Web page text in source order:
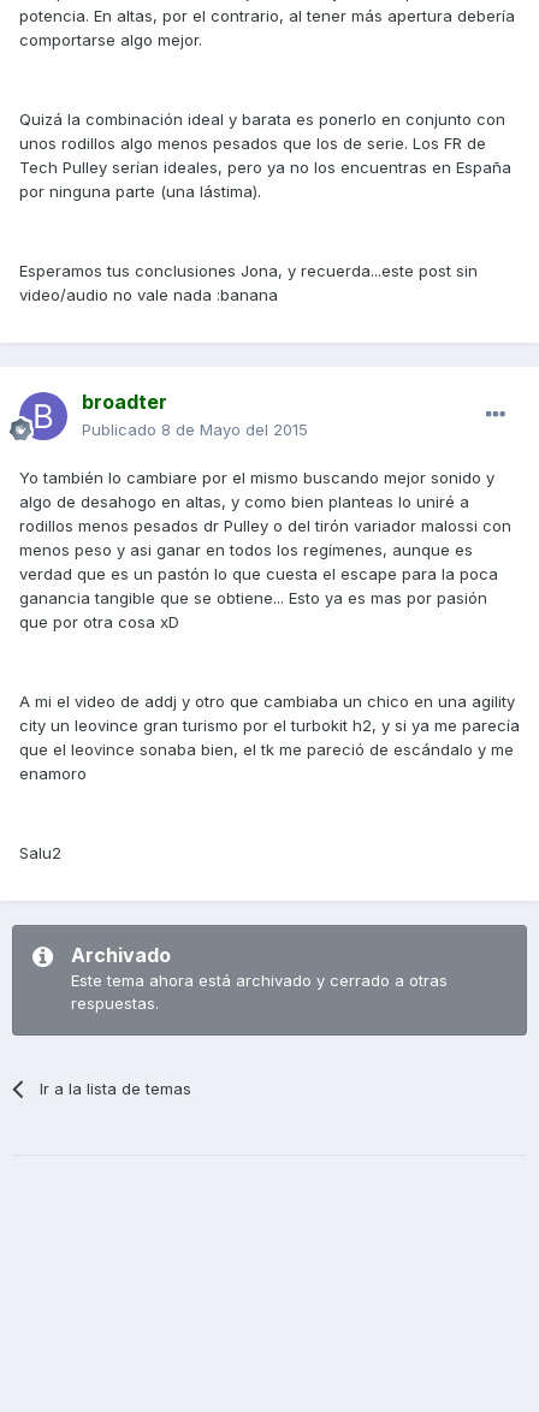
potencia. En altas, por el contrario, al tener más apertura debería
comportarse algo mejor.
Quizá la combinación ideal y barata es ponerlo en conjunto con
unos rodillos algo menos pesados que los de serie. Los FR de
Tech Pulley serían ideales, pero ya no los encuentras en España
por ninguna parte (una lástima).
Esperamos tus conclusiones Jona, y recuerda...este post sin
video/audio no vale nada :banana
broadter
Publicado 8 de Mayo del 2015
Yo también lo cambiare por el mismo buscando mejor sonido y
algo de desahogo en altas, y como bien planteas lo uniré a
rodillos menos pesados dr Pulley o del tirón variador malossi con
menos peso y asi ganar en todos los regímenes, aunque es
verdad que es un pastón lo que cuesta el escape para la poca
ganancia tangible que se obtiene... Esto ya es mas por pasión
que por otra cosa xD
A mi el video de addj y otro que cambiaba un chico en una agility
city un leovince gran turismo por el turbokit h2, y si ya me parecía
que el leovince sonaba bien, el tk me pareció de escándalo y me
enamoro
Salu2
Archivado
Este tema ahora está archivado y cerrado a otras
respuestas.
Ir a la lista de temas